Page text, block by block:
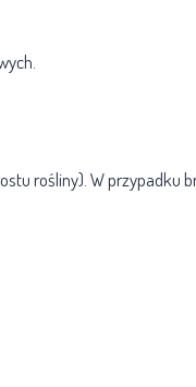
rośliny). W przypadku